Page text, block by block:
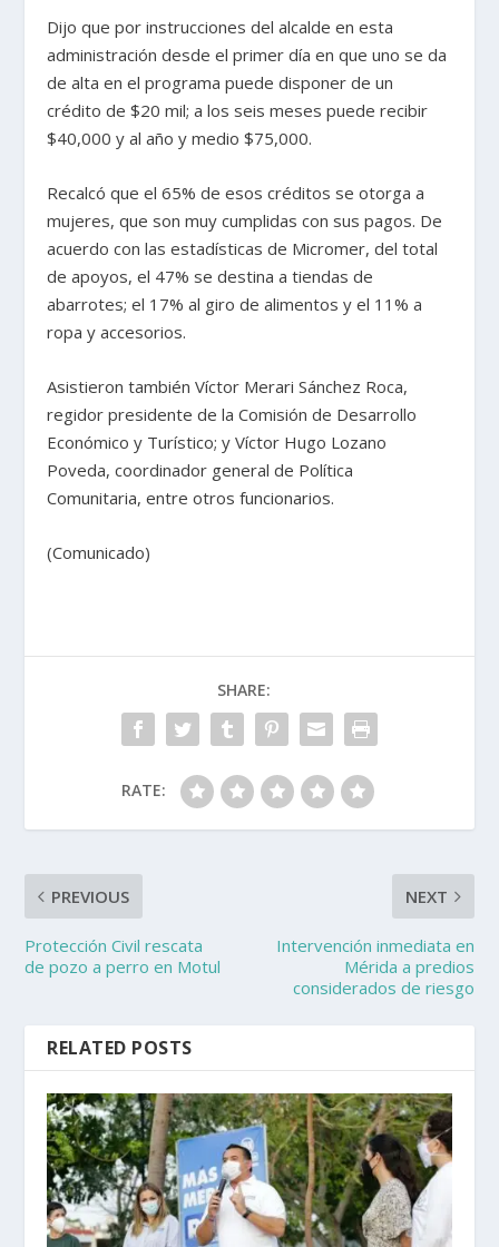
Dijo que por instrucciones del alcalde en esta
administración desde el primer día en que uno se da
de alta en el programa puede disponer de un
crédito de $20 mil; a los seis meses puede recibir
$40,000 y al año y medio $75,000.
Recalcó que el 65% de esos créditos se otorga a
mujeres, que son muy cumplidas con sus pagos. De
acuerdo con las estadísticas de Micromer, del total
de apoyos, el 47% se destina a tiendas de
abarrotes; el 17% al giro de alimentos y el 11% a
ropa y accesorios.
Asistieron también Víctor Merari Sánchez Roca,
regidor presidente de la Comisión de Desarrollo
Económico y Turístico; y Víctor Hugo Lozano
Poveda, coordinador general de Política
Comunitaria, entre otros funcionarios.
(Comunicado)
SHARE:
RATE:
PREVIOUS
Protección Civil rescata
de pozo a perro en Motul
NEXT
Intervención inmediata en
Mérida a predios
considerados de riesgo
RELATED POSTS